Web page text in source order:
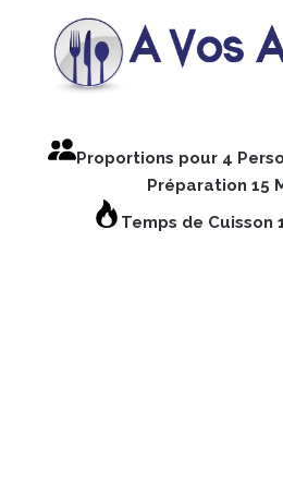
Proportions pour 4
Préparation 15
Temps de Cuisson